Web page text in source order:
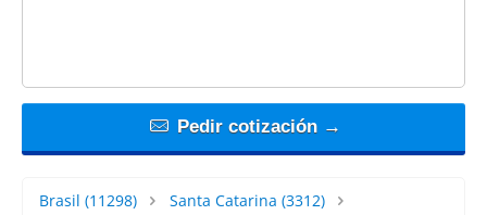
Pedir cotización →
Brasil (11298) Santa Catarina (3312)